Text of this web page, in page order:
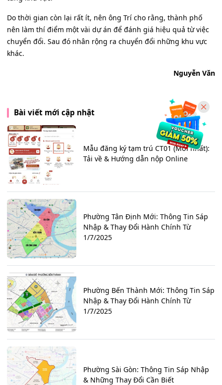
Do thời gian còn lại rất ít, nên ông Trí cho rằng, thành phố
nên làm thí điểm một vài dự án để đánh giá hiệu quả từ việc
chuyển đổi. Sau đó nhân rộng ra chuyển đổi những khu vực
khác.
Nguyễn Văn
Bài viết mới cập nhật
Mẫu đăng ký tạm trú CT01 (Mới nhất):
Tải về & Hướng dẫn nộp Online
Phường Tân Định Mới: Thông Tin Sáp
Nhập & Thay Đổi Hành Chính Từ
1/7/2025
Phường Bến Thành Mới: Thông Tin Sáp
Nhập & Thay Đổi Hành Chính Từ
1/7/2025
Phường Sài Gòn: Thông Tin Sáp Nhập
& Những Thay Đổi Cần Biết